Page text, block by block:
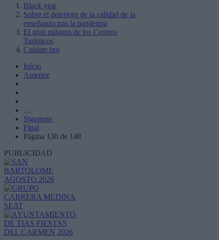
Black year
Sobre el deterioro de la calidad de la
enseñanza tras la pandemia
El gran milagro de los Centros
Turísticos
Cuídate bro
Inicio
Anterior
…
Siguiente
Final
Página 130 de 148
PUBLICIDAD